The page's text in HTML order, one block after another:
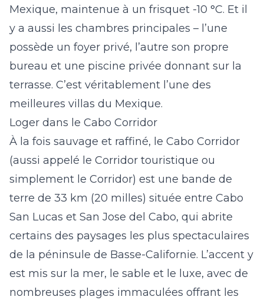
Mexique, maintenue à un frisquet -10 °C. Et il
y a aussi les chambres principales – l’une
possède un foyer privé, l’autre son propre
bureau et une piscine privée donnant sur la
terrasse. C’est véritablement l’une des
meilleures villas du Mexique.
Loger dans le Cabo Corridor
À la fois sauvage et raffiné, le Cabo Corridor
(aussi appelé le Corridor touristique ou
simplement le Corridor) est une bande de
terre de 33 km (20 milles) située entre Cabo
San Lucas et San Jose del Cabo, qui abrite
certains des paysages les plus spectaculaires
de la péninsule de Basse-Californie. L’accent y
est mis sur la mer, le sable et le luxe, avec de
nombreuses plages immaculées offrant les